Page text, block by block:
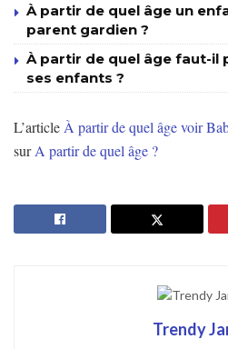
À partir de quel âge un
parent gardien ?
À partir de quel âge faut-il
ses enfants ?
L’article À partir de quel âge voir
surA partir de quel âge ?
Trendy